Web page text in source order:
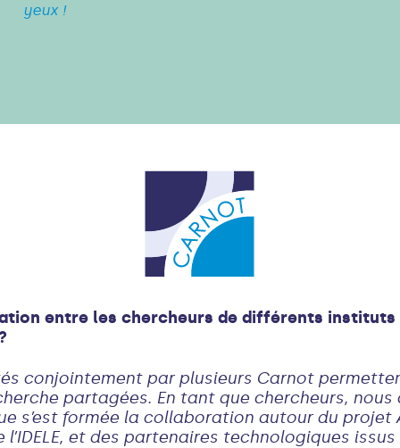
yeux !
entre les chercheurs de différents instituts
conjointement par plusieurs Carnot
partagées. En tant que chercheurs,
s’est formée la collaboration autour du projet
l’IDELE, et des partenaires technologiques